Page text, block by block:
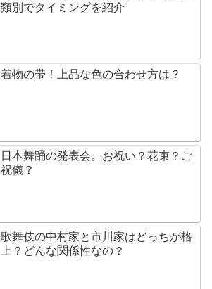
類別でタイミングを紹介
着物の帯！上品な色の合わせ方は？
日本舞踊の発表会。お祝い？花束？ご
祝儀？
歌舞伎の中村家と市川家はどっちが格
上？どんな関係性なの？